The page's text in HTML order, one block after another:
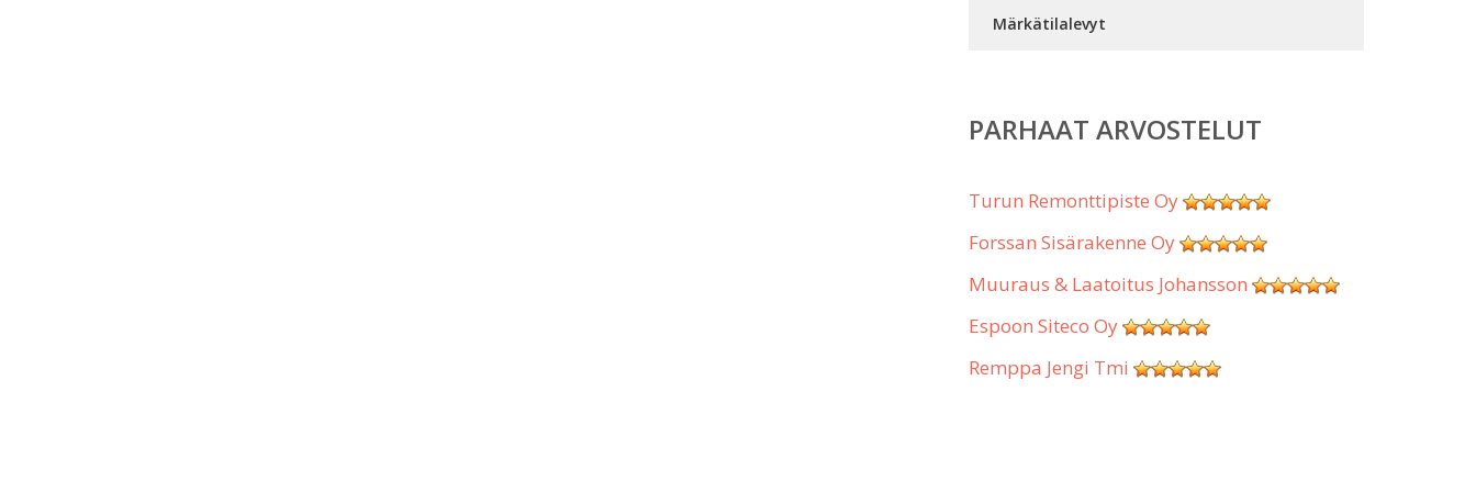
Märkätilalevyt
PARHAAT ARVOSTELUT
Turun Remonttipiste Oy
Forssan Sisärakenne Oy
Muuraus & Laatoitus Johansson
Espoon Siteco Oy
Remppa Jengi Tmi